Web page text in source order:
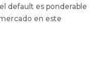
default es ponderable
en este